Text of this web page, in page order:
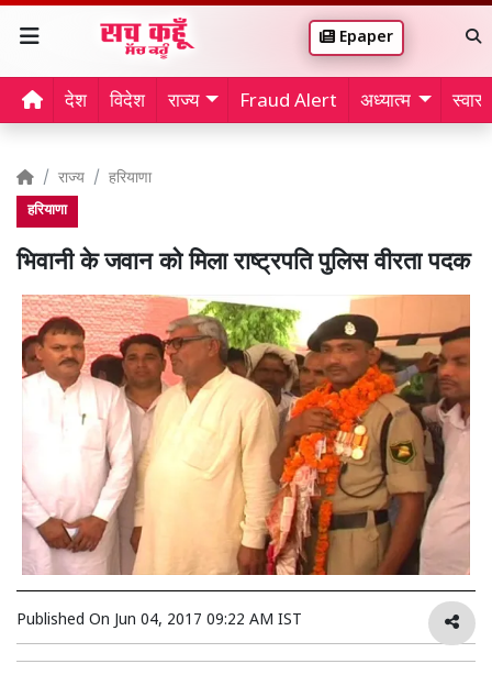
Epaper
देश विदेश राज्य Fraud Alert अध्यात्म
राज्य हरियाणा
हरियाणा
भिवानी के जवान को मिला राष्ट्रपति पुलिस वीरता पदक
Published On Jun 04, 2017 09:22 AM IST